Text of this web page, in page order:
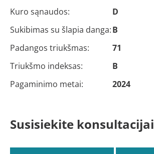
Kuro sąnaudos:
D
Sukibimas su šlapia danga:B
Padangos triukšmas:
71
Triukšmo indeksas:
B
Pagaminimo metai:
2024
Susisiekite konsultacijai